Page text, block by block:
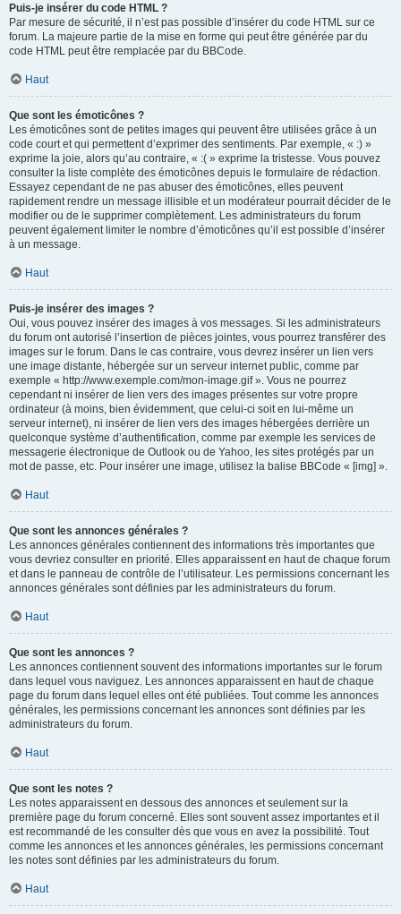
Puis-je insérer du code HTML ?
Par mesure de sécurité, il n’est pas possible d’insérer du code HTML sur ce
forum. La majeure partie de la mise en forme qui peut être générée par du
code HTML peut être remplacée par du BBCode.
Haut
Que sont les émoticônes ?
Les émoticônes sont de petites images qui peuvent être utilisées grâce à un
code court et qui permettent d’exprimer des sentiments. Par exemple, « :) »
exprime la joie, alors qu’au contraire, « :( » exprime la tristesse. Vous pouvez
consulter la liste complète des émoticônes depuis le formulaire de rédaction.
Essayez cependant de ne pas abuser des émoticônes, elles peuvent
rapidement rendre un message illisible et un modérateur pourrait décider de le
modifier ou de le supprimer complètement. Les administrateurs du forum
peuvent également limiter le nombre d’émoticônes qu’il est possible d’insérer
à un message.
Haut
Puis-je insérer des images ?
Oui, vous pouvez insérer des images à vos messages. Si les administrateurs
du forum ont autorisé l’insertion de pièces jointes, vous pourrez transférer des
images sur le forum. Dans le cas contraire, vous devrez insérer un lien vers
une image distante, hébergée sur un serveur internet public, comme par
exemple « http://www.exemple.com/mon-image.gif ». Vous ne pourrez
cependant ni insérer de lien vers des images présentes sur votre propre
ordinateur (à moins, bien évidemment, que celui-ci soit en lui-même un
serveur internet), ni insérer de lien vers des images hébergées derrière un
quelconque système d’authentification, comme par exemple les services de
messagerie électronique de Outlook ou de Yahoo, les sites protégés par un
mot de passe, etc. Pour insérer une image, utilisez la balise BBCode « [img] ».
Haut
Que sont les annonces générales ?
Les annonces générales contiennent des informations très importantes que
vous devriez consulter en priorité. Elles apparaissent en haut de chaque forum
et dans le panneau de contrôle de l’utilisateur. Les permissions concernant les
annonces générales sont définies par les administrateurs du forum.
Haut
Que sont les annonces ?
Les annonces contiennent souvent des informations importantes sur le forum
dans lequel vous naviguez. Les annonces apparaissent en haut de chaque
page du forum dans lequel elles ont été publiées. Tout comme les annonces
générales, les permissions concernant les annonces sont définies par les
administrateurs du forum.
Haut
Que sont les notes ?
Les notes apparaissent en dessous des annonces et seulement sur la
première page du forum concerné. Elles sont souvent assez importantes et il
est recommandé de les consulter dès que vous en avez la possibilité. Tout
comme les annonces et les annonces générales, les permissions concernant
les notes sont définies par les administrateurs du forum.
Haut